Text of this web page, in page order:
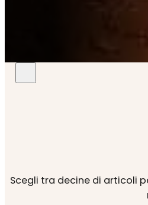
Scegli tra decine di articoli